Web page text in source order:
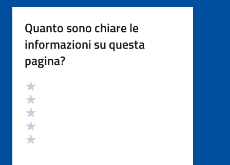
Quanto sono chiare le
informazioni su questa
pagina?
Valutazione